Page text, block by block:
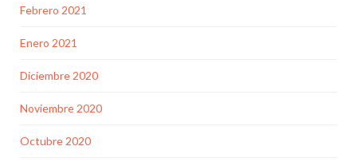
Febrero 2021
Enero 2021
Diciembre 2020
Noviembre 2020
Octubre 2020